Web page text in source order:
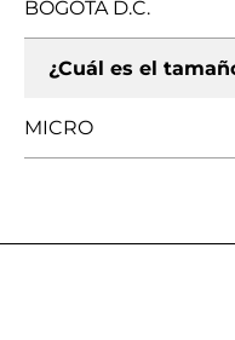
BOGOTA D.C.
¿Cuál es el
MICRO